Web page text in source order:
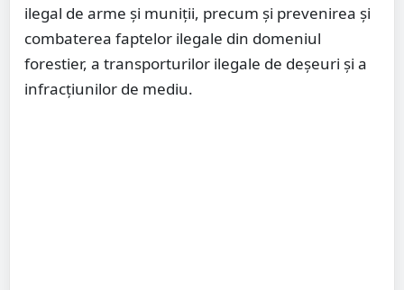
ilegal de arme și muniții, precum şi prevenirea și
combaterea faptelor ilegale din domeniul
forestier, a transporturilor ilegale de deșeuri şi a
infracțiunilor de mediu.